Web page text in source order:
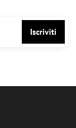
Iscriviti